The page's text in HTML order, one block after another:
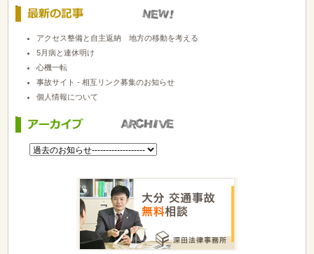
アクセス整備と自主返納 地方の移動を考える
5月病と連休明け
心機一転
事故サイト - 相互リンク募集のお知らせ
個人情報について